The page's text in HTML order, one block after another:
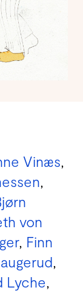
Vinæs,
,
von
, Finn
,
Lyche,